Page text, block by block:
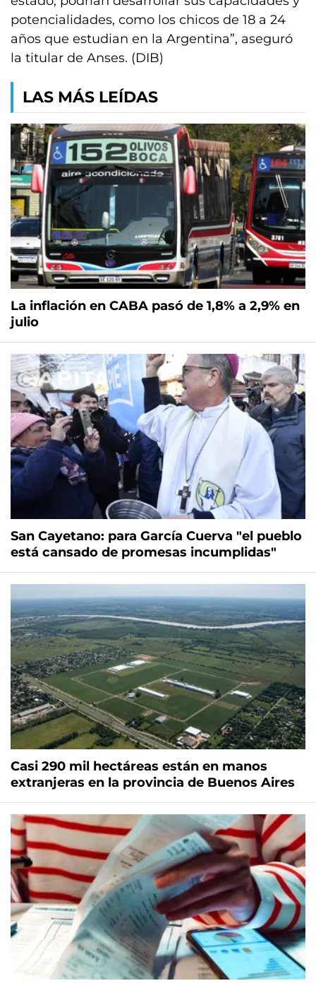
potencialidades, como los chicos de 18 a 24
años que estudian en la Argentina”, aseguró
la titular de Anses. (DIB)
LAS MÁS LEÍDAS
La inflación en CABA pasó de 1,8% a 2,9% en
julio
San Cayetano: para García Cuerva "el pueblo
está cansado de promesas incumplidas"
Casi 290 mil hectáreas están en manos
extranjeras en la provincia de Buenos Aires